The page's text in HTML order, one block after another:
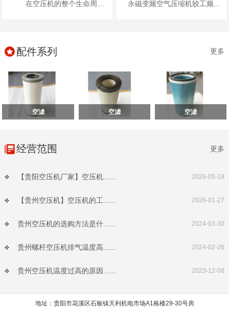
在空压机的整个生命周期中，配件的质量与可靠性无疑至关重要。高品质的空压机配件不...
永磁变频空气压缩机较工频空气压缩机有什么优点呢，永磁变频空压机的特性! 1)永磁变频空气压缩机节能效果...
配件系列 更多
空滤 空滤 空滤
经营范围 更多
【贵阳空压机厂家】空压机...... 2026-05-18
【贵州空压机】空压机的工...... 2026-01-27
贵州空压机的选购方法是什...... 2024-03-30
贵州螺杆空压机排气温度高...... 2024-02-26
贵州空压机温度过高的原因...... 2023-12-08
地址：贵阳市花溪区石板镇天利机电市场A1栋楼29-30号房